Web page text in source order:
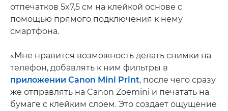
отпечатков 5x7,5 см на клейкой основе с
помощью прямого подключения к нему
смартфона.
«Мне нравится возможность делать снимки на
телефон, добавлять к ним фильтры в
приложении Canon Mini Print, после чего сразу
же отправлять на Canon Zoemini и печатать на
бумаге с клейким слоем. Это создает ощущение